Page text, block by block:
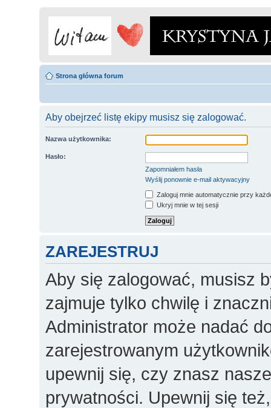
Strona główna forum
Aby obejrzeć listę ekipy musisz się zalogować.
Nazwa użytkownika:
Hasło:
Zapomniałem hasła
Wyślij ponownie e-mail aktywacyjny
Zaloguj mnie automatycznie przy
Ukryj mnie w tej sesji
ZAREJESTRUJ
Aby się zalogować, musisz
zajmuje tylko chwilę i
Administrator może nadać
zarejestrowanym
upewnij się, czy znasz
prywatności. Upewnij się